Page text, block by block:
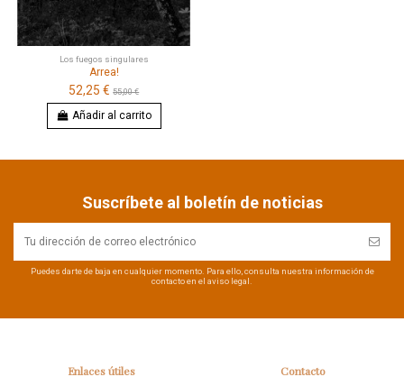
Los fuegos singulares
Arrea!
52,25 €55,00 €
Añadir al carrito
Suscríbete al boletín de noticias
Puedes darte de baja en cualquier momento. Para ello, consulta nuestra información de
contacto en el aviso legal.
Enlaces útiles Contacto